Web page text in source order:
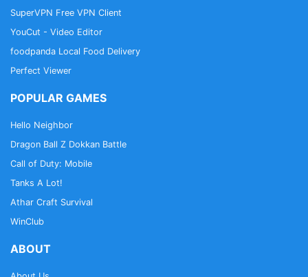
SuperVPN Free VPN Client
YouCut - Video Editor
foodpanda Local Food Delivery
Perfect Viewer
POPULAR GAMES
Hello Neighbor
Dragon Ball Z Dokkan Battle
Call of Duty: Mobile
Tanks A Lot!
Athar Craft Survival
WinClub
ABOUT